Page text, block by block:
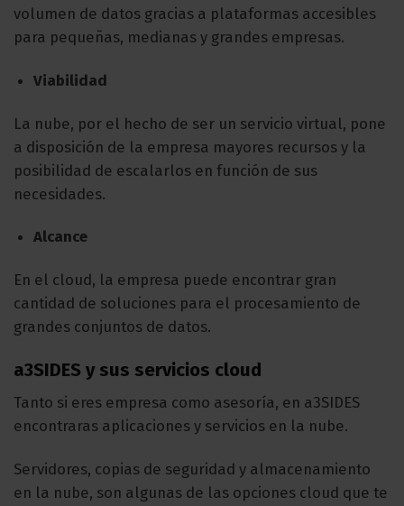
volumen de datos gracias a plataformas accesibles
para pequeñas, medianas y grandes empresas.
Viabilidad
La nube, por el hecho de ser un servicio virtual, pone
a disposición de la empresa mayores recursos y la
posibilidad de escalarlos en función de sus
necesidades.
Alcance
En el cloud, la empresa puede encontrar gran
cantidad de soluciones para el procesamiento de
grandes conjuntos de datos.
a3SIDES y sus servicios cloud
Tanto si eres empresa como asesoría, en a3SIDES
encontraras aplicaciones y servicios en la nube.
Servidores, copias de seguridad y almacenamiento
en la nube, son algunas de las opciones cloud que te